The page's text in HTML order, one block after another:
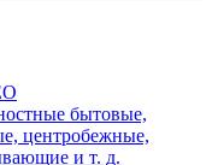
бытовые,
центробежные,
и т. д.